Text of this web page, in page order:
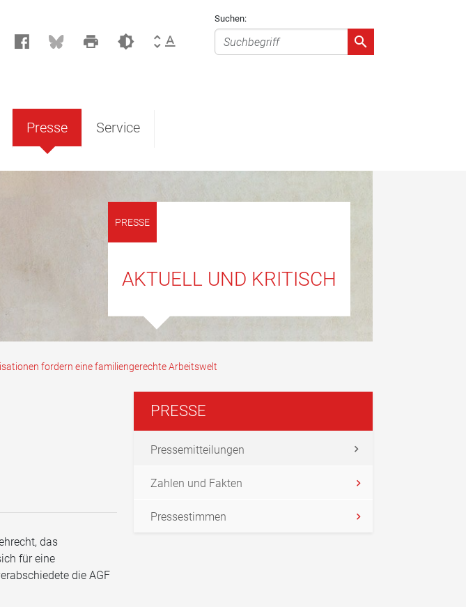
Suchen:
Presse Service
PRESSE
AKTUELL UND KRITISCH
fordern eine familiengerechte Arbeitswelt
das
für eine
die AGF
PRESSE
Pressemitteilungen
Zahlen und Fakten
Pressestimmen